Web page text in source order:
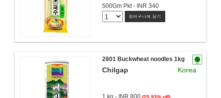
500Gm Pkt - INR 340
장바구니에 담기
2801 Buckwheat noodles 1kg
Chilgap Korea
1 kg - INR 800(25.93% off)